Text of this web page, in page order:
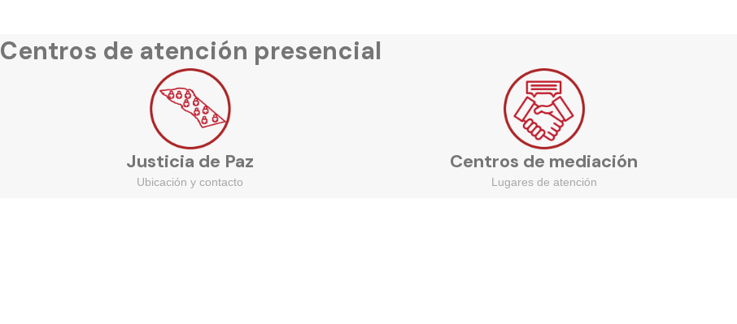
Centros de atención presencial
Justicia de Paz
Ubicación y contacto
Centros de mediación
Lugares de atención